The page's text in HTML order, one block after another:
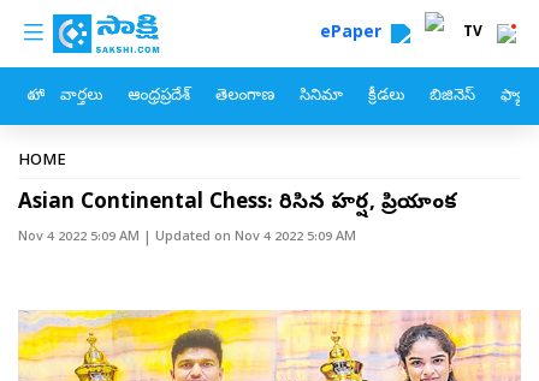
Skip to main content
custom menu ePaper TV
హోం వార్తలు ఆంధ్రప్రదేశ్ తెలంగాణ సినిమా క్రీడలు బిజినెస్
Breadcrumb
HOME
Asian Continental Chess: మెరిసిన హర్ష, ప్రియాంక
Nov 4 2022 5:09 AM | Updated on Nov 4 2022 5:09 AM